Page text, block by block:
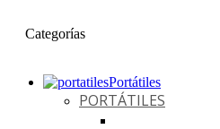
Categorías
Portátiles
PORTÁTILES